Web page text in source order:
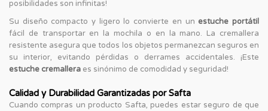
posibilidades son infinitas!
Su diseño compacto y ligero lo convierte en un estuche portátil
fácil de transportar en la mochila o en la mano. La cremallera
resistente asegura que todos los objetos permanezcan seguros en
su interior, evitando pérdidas o derrames accidentales. ¡Este
estuche cremallera es sinónimo de comodidad y seguridad!
Calidad y Durabilidad Garantizadas por Safta
Cuando compras un producto Safta, puedes estar seguro de que